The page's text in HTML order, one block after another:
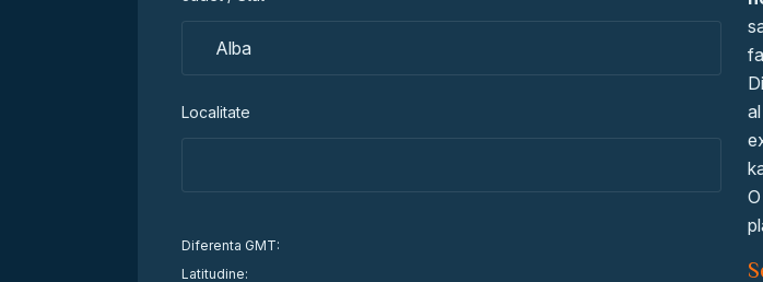
Localitate
Diferenta GMT:
Latitudine: